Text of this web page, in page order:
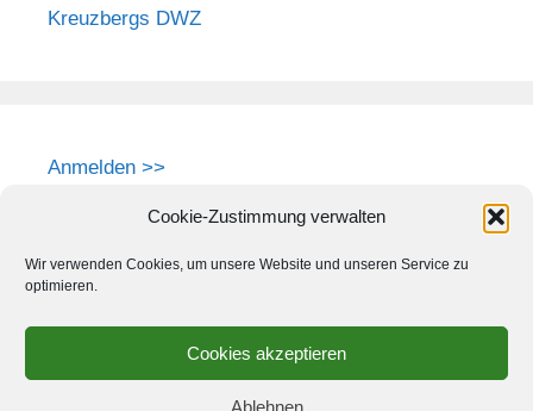
Cookie-Zustimmung verwalten
Wir verwenden Cookies, um unsere Website und unseren Service zu
optimieren.
Cookies akzeptieren
Ablehnen
Kreuzbergs DWZ
Anmelden >>